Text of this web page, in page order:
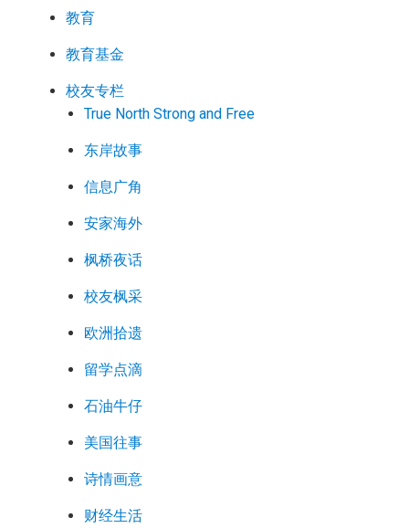
教育
教育基金
校友专栏
True North Strong and Free
东岸故事
信息广角
安家海外
枫桥夜话
校友枫采
欧洲拾遗
留学点滴
石油牛仔
美国往事
诗情画意
财经生活